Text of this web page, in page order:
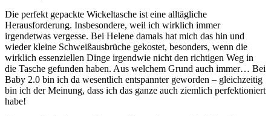
Die perfekt gepackte Wickeltasche ist eine alltägliche
Herausforderung. Insbesondere, weil ich wirklich immer
irgendetwas vergesse. Bei Helene damals hat mich das hin und
wieder kleine Schweißausbrüche gekostet, besonders, wenn die
wirklich essenziellen Dinge irgendwie nicht den richtigen Weg in
die Tasche gefunden haben. Aus welchem Grund auch immer… Bei
Baby 2.0 bin ich da wesentlich entspannter geworden – gleichzeitig
bin ich der Meinung, dass ich das ganze auch ziemlich perfektioniert
habe!